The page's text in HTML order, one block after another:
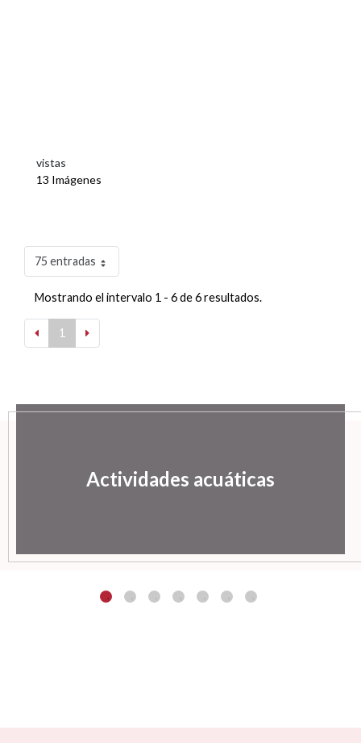
vistas
13 Imágenes
75 entradas
Mostrando el intervalo 1 - 6 de 6 resultados.
1
Actividades acuáticas